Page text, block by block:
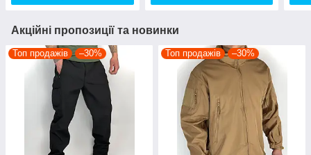
Акційні пропозиції та новинки
Топ продажів –30% Топ продажів –30%